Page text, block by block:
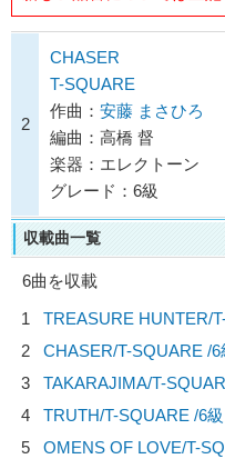
2
CHASER
T-SQUARE
作曲： 安藤 まさひろ
編曲：高橋 督
楽器：エレクトーン
グレード：6級
収載曲一覧
6曲を収載
1
TREASURE HUNTER/
2
CHASER/T-SQUARE /6
3
TAKARAJIMA/T-
4
TRUTH/T-SQUARE /6級
5
OMENS OF LOVE/T-